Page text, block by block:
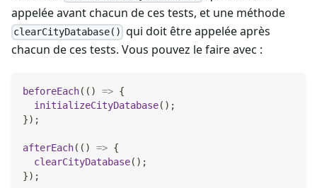
appelée avant chacun de ces tests, et une méthode
clearCityDatabase() qui doit être appelée après
chacun de ces tests. Vous pouvez le faire avec :
beforeEach( ( ) => {
initializeCityDatabase( ) ;
}) ;
afterEach( ( ) => {
clearCityDatabase( ) ;
}) ;